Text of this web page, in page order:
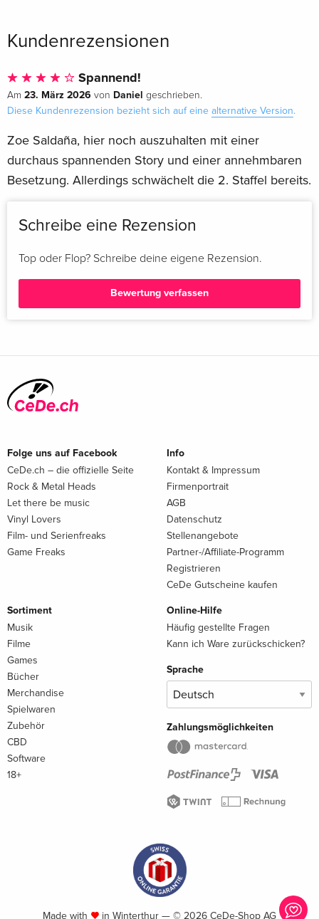
Kundenrezensionen
Spannend!
Am 23. März 2026 von Daniel geschrieben.
Diese Kundenrezension bezieht sich auf eine alternative Version.
Zoe Saldaña, hier noch auszuhalten mit einer
durchaus spannenden Story und einer annehmbaren
Besetzung. Allerdings schwächelt die 2. Staffel bereits.
Schreibe eine Rezension
Top oder Flop? Schreibe deine eigene Rezension.
Bewertung verfassen
Folge uns auf Facebook
CeDe.ch – die offizielle Seite
Rock & Metal Heads
Let there be music
Vinyl Lovers
Film- und Serienfreaks
Game Freaks
Info
Kontakt & Impressum
Firmenportrait
AGB
Datenschutz
Stellenangebote
Partner-/Affiliate-Programm
Registrieren
CeDe Gutscheine kaufen
Sortiment
Musik
Filme
Games
Bücher
Merchandise
Spielwaren
Zubehör
CBD
Software
18+
Online-Hilfe
Häufig gestellte Fragen
Kann ich Ware zurückschicken?
Sprache
Zahlungsmöglichkeiten
Made with in Winterthur — © 2026 CeDe-Shop AG